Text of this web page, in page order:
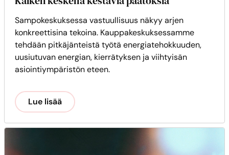
Sampokeskuksessa vastuullisuus näkyy arjen
konkreettisina tekoina. Kauppakeskuksessamme
tehdään pitkäjänteistä työtä energiatehokkuuden,
uusiutuvan energian, kierrätyksen ja viihtyisän
asiointiympäristön eteen.
Lue lisää